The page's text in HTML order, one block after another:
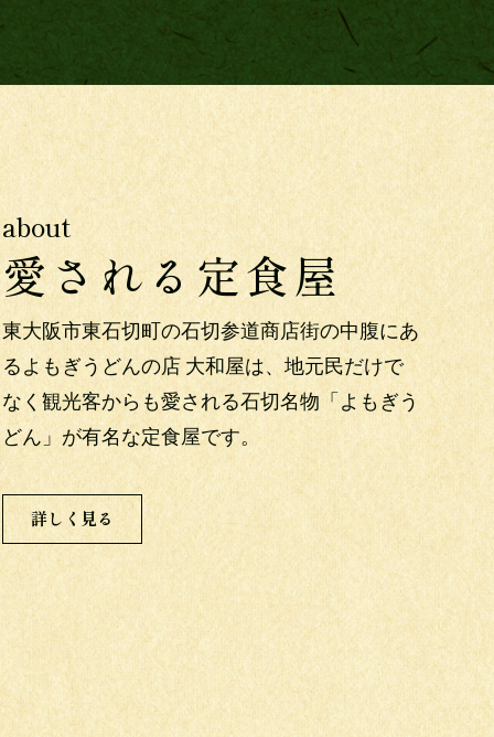
about
愛される定食屋
東大阪市東石切町の石切参道商店街の中腹にあ
るよもぎうどんの店 大和屋は、地元民だけで
なく観光客からも愛される石切名物「よもぎう
どん」が有名な定食屋です。
詳しく見る